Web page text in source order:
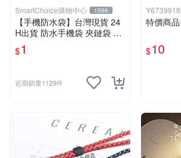
SmartChoice購物中心 1596
【手機防水袋】台灣現貨 24
H出貨 防水手機袋 夾鏈袋 收
納袋 iPhone手機袋專用 防髒
污【B0012】
$1
近期銷量1129件
特價商
$10